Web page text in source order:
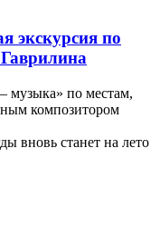
экскурсия по
музыка» по местам,
композитором